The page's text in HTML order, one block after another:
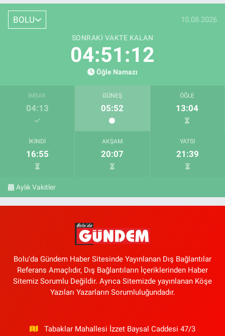
BOLU 10.08.2026
SONRAKI VAKTE KALAN
04:51:11
Öğle Namazı
İMSAK
04:13
GÜNEŞ
05:52
ÖĞLE
13:04
İKINDI
16:55
AKŞAM
20:07
YATSI
21:39
Aylık Vakitler
Bolu'da Gündem Haber Sitesinde Yayınlanan Dış Bağlantılar
Referans Amaçlıdır, Dış Bağlantıların İçeriklerinden Haber
Sitemiz Sorumlu Değildir. Ayrıca Sitemizde yayınlanan Köşe
Yazıları Yazarların Sorumluluğundadır.
Tabaklar Mahallesi İzzet Baysal Caddesi 47/3